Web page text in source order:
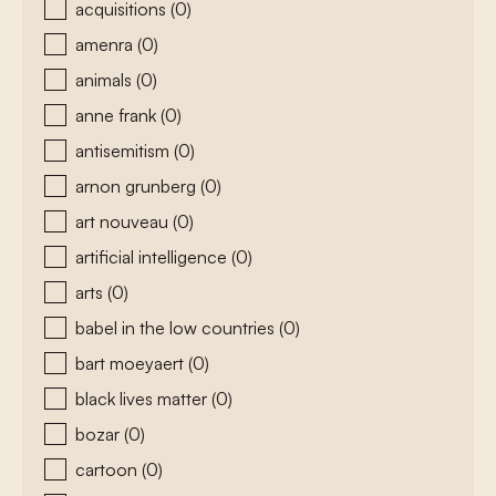
acquisitions (0)
amenra (0)
animals (0)
anne frank (0)
antisemitism (0)
arnon grunberg (0)
art nouveau (0)
artificial intelligence (0)
arts (0)
babel in the low countries (0)
bart moeyaert (0)
black lives matter (0)
bozar (0)
cartoon (0)